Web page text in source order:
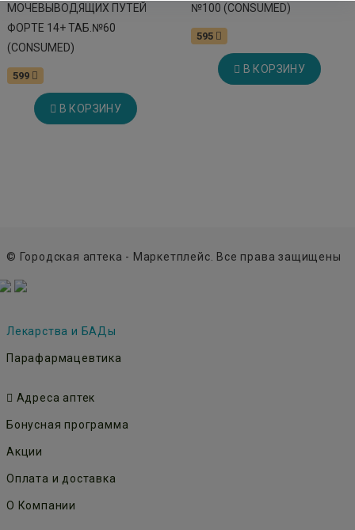
МОЧЕВЫВОДЯЩИХ ПУТЕЙ
ФОРТЕ 14+ ТАБ.№60
(CONSUMED)
599
В КОРЗИНУ
№100 (CONSUMED)
595
В КОРЗИНУ
© Городская аптека - Маркетплейс. Все права защищены
Лекарства и БАДы
Парафармацевтика
Адреса аптек
Бонусная программа
Акции
Оплата и доставка
О Компании